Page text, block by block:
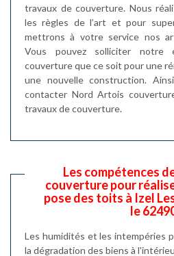
travaux de couverture. Nous
les règles de l’art et pour
mettrons à votre service nos
Vous pouvez solliciter notre
couverture que ce soit pour une
une nouvelle construction.
contacter Nord Artois
travaux de couverture.
Les compétences
couverture pour
pose des toits à Izel
le
Les humidités et les intempéries
la dégradation des biens à